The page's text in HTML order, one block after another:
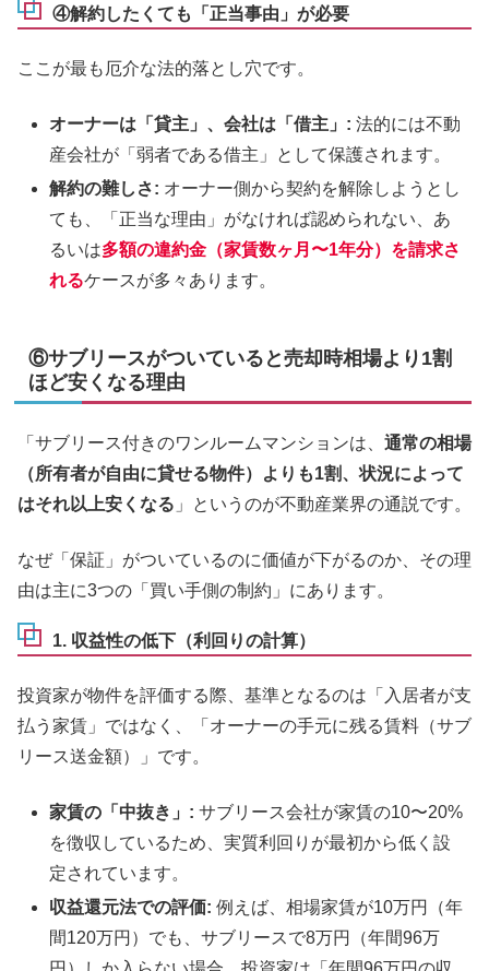
④解約したくても「正当事由」が必要
ここが最も厄介な法的落とし穴です。
オーナーは「貸主」、会社は「借主」: 法的には不動
産会社が「弱者である借主」として保護されます。
解約の難しさ: オーナー側から契約を解除しようとし
ても、「正当な理由」がなければ認められない、あ
るいは多額の違約金（家賃数ヶ月〜1年分）を請求さ
れるケースが多々あります。
⑥サブリースがついていると売却時相場より1割
ほど安くなる理由
「サブリース付きのワンルームマンションは、 通常の相場
（所有者が自由に貸せる物件）よりも1割、状況によって
はそれ以上安くなる 」というのが不動産業界の通説です。
なぜ「保証」がついているのに価値が下がるのか、その理
由は主に3つの「買い手側の制約」にあります。
1. 収益性の低下（利回りの計算）
投資家が物件を評価する際、基準となるのは「入居者が支
払う家賃」ではなく、「オーナーの手元に残る賃料（サブ
リース送金額）」です。
家賃の「中抜き」: サブリース会社が家賃の10〜20%
を徴収しているため、実質利回りが最初から低く設
定されています。
収益還元法での評価: 例えば、相場家賃が10万円（年
間120万円）でも、サブリースで8万円（年間96万